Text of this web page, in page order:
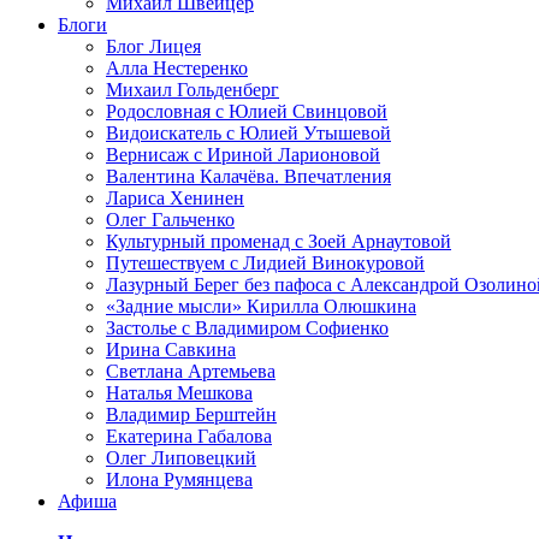
Блоги
Блог Лицея
Алла Нестеренко
Михаил Гольденберг
Родословная с Юлией Свинцовой
Видоискатель с Юлией Утышевой
Вернисаж с Ириной Ларионовой
Валентина Калачёва. Впечатления
Лариса Хенинен
Олег Гальченко
Культурный променад с Зоей Арнаутовой
Путешествуем с Лидией Винокуровой
Лазурный Берег без пафоса с Александрой
«Задние мысли» Кирилла Олюшкина
Застолье с Владимиром Софиенко
Ирина Савкина
Светлана Артемьева
Наталья Мешкова
Владимир Берштейн
Екатерина Габалова
Олег Липовецкий
Илона Румянцева
Афиша